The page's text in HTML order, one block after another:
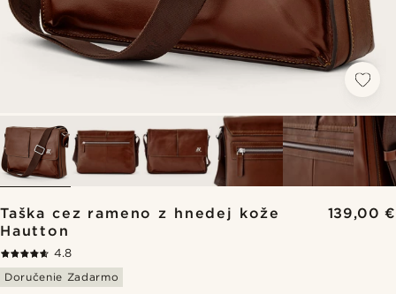
Taška cez rameno z hnedej kože
Hautton
139,00 €
4.8
Doručenie Zadarmo